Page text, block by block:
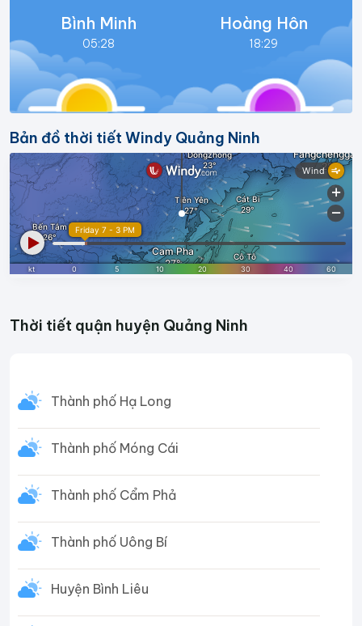
Bình Minh
05:28
Hoàng Hôn
18:29
Bản đồ thời tiết Windy Quảng Ninh
Thời tiết quận huyện Quảng Ninh
Thành phố Hạ Long
Thành phố Móng Cái
Thành phố Cẩm Phả
Thành phố Uông Bí
Huyện Bình Liêu